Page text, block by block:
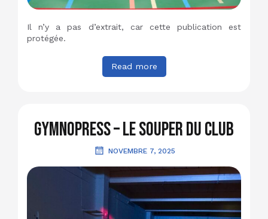
Il n’y a pas d’extrait, car cette publication est
protégée.
Read more
GymnoPress – Le souper du club
NOVEMBRE 7, 2025